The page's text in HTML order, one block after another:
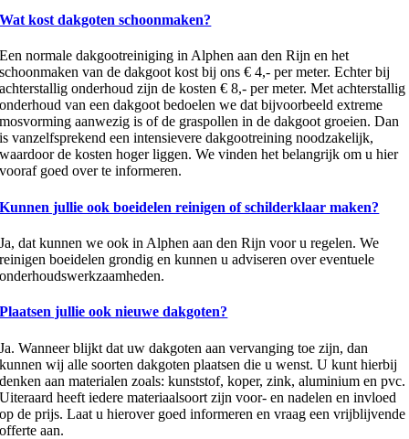
Wat kost dakgoten schoonmaken?
Een normale dakgootreiniging in Alphen aan den Rijn en het
schoonmaken van de dakgoot kost bij ons € 4,- per meter. Echter bij
achterstallig onderhoud zijn de kosten € 8,- per meter. Met achterstallig
onderhoud van een dakgoot bedoelen we dat bijvoorbeeld extreme
mosvorming aanwezig is of de graspollen in de dakgoot groeien. Dan
is vanzelfsprekend een intensievere dakgootreining noodzakelijk,
waardoor de kosten hoger liggen. We vinden het belangrijk om u hier
vooraf goed over te informeren.
Kunnen jullie ook boeidelen reinigen of schilderklaar maken?
Ja, dat kunnen we ook in Alphen aan den Rijn voor u regelen. We
reinigen boeidelen grondig en kunnen u adviseren over eventuele
onderhoudswerkzaamheden.
Plaatsen jullie ook nieuwe dakgoten?
Ja. Wanneer blijkt dat uw dakgoten aan vervanging toe zijn, dan
kunnen wij alle soorten dakgoten plaatsen die u wenst. U kunt hierbij
denken aan materialen zoals: kunststof, koper, zink, aluminium en pvc.
Uiteraard heeft iedere materiaalsoort zijn voor- en nadelen en invloed
op de prijs. Laat u hierover goed informeren en vraag een vrijblijvende
offerte aan.